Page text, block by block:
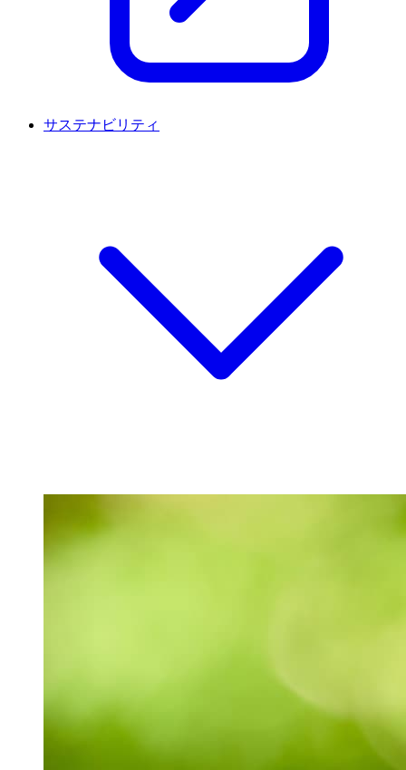
サステナビリティ